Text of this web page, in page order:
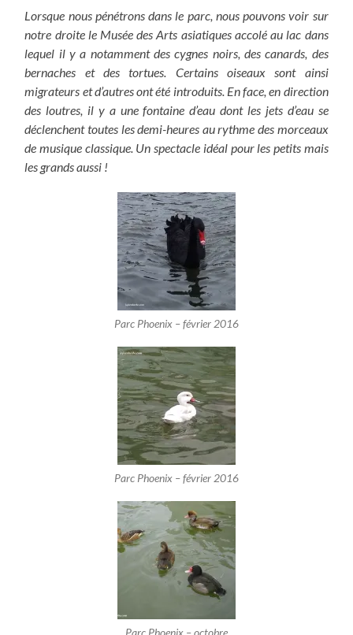
Lorsque nous pénétrons dans le parc, nous pouvons voir sur
notre droite le Musée des Arts asiatiques accolé au lac dans
lequel il y a notamment des cygnes noirs, des canards, des
bernaches et des tortues. Certains oiseaux sont ainsi
migrateurs et d’autres ont été introduits. En face, en direction
des loutres, il y a une fontaine d’eau dont les jets d’eau se
déclenchent toutes les demi-heures au rythme des morceaux
de musique classique. Un spectacle idéal pour les petits mais
les grands aussi !
Parc Phoenix – février 2016
Parc Phoenix – février 2016